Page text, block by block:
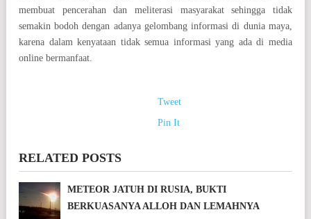
membuat pencerahan dan meliterasi masyarakat sehingga tidak
semakin bodoh dengan adanya gelombang informasi di dunia maya,
karena dalam kenyataan tidak semua informasi yang ada di media
online bermanfaat.
Tweet
Pin It
RELATED POSTS
METEOR JATUH DI RUSIA, BUKTI
BERKUASANYA ALLOH DAN LEMAHNYA